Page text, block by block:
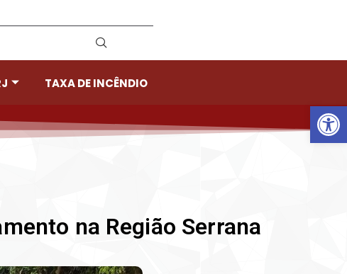
TAXA DE INCÊNDIO
na Região Serrana